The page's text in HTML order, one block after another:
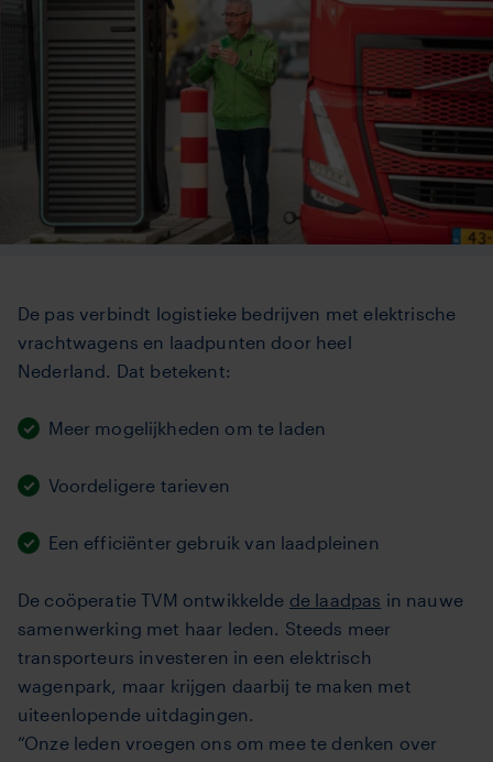
De pas verbindt logistieke bedrijven met elektrische
vrachtwagens en laadpunten door heel
Nederland. Dat betekent:
Meer mogelijkheden om te laden
Voordeligere tarieven
Een efficiënter gebruik van laadpleinen
De coöperatie TVM ontwikkelde de laadpas in nauwe
samenwerking met haar leden. Steeds meer
transporteurs investeren in een elektrisch
wagenpark, maar krijgen daarbij te maken met
uiteenlopende uitdagingen.
“Onze leden vroegen ons om mee te denken over